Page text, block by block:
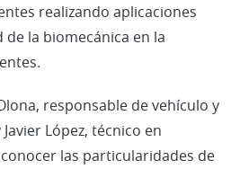
realizando aplicaciones
la biomecánica en la
responsable de vehículo y
López, técnico en
las particularidades de